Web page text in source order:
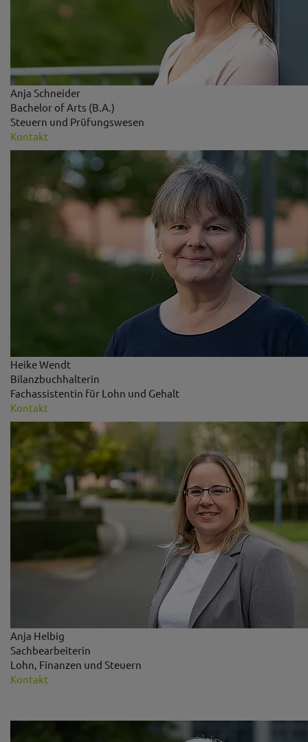
Anja Schneider
Bachelor of Arts (B.A.)
Steuern und Prüfungswesen
Kontakt
Heike Wendt
Bilanzbuchhalterin
Fachassistentin für Lohn und Gehalt
Kontakt
Anja Helbig
Sachbearbeiterin
Lohn, Finanzen und Steuern
Kontakt